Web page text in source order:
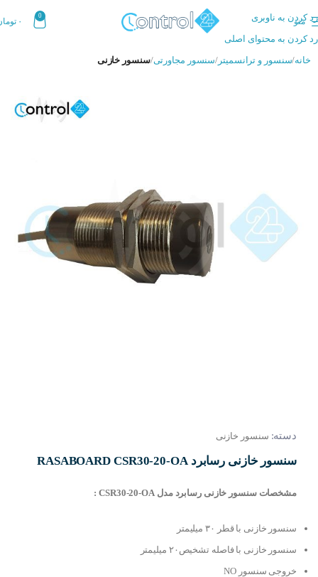
رد کردن به ناوبری
رد کردن به محتوای اصلی
منو
0
۰
خانه سنسور و ترانسمیتر سنسور مجاورتی سنسور خازنی
دسته: سنسور خازنی
سنسور خازنی رسابرد RASABOARD CSR30-20-OA
مشخصات سنسور خازنی رسابرد مدل CSR30-20-OA :
سنسور خازنی با قطر ۳۰ میلیمتر
سنسور خازنی با فاصله تشخیص۲۰ میلیمتر
خروجی سنسور NO